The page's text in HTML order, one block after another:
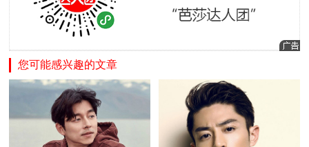
您可能感兴趣的文章